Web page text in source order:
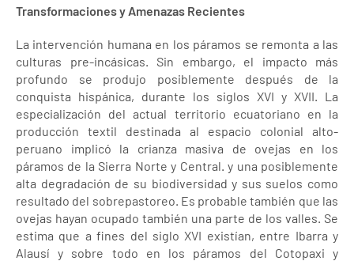
Transformaciones y Amenazas Recientes
La intervención humana en los páramos se remonta a las
culturas pre-incásicas. Sin embargo, el impacto más
profundo se produjo posiblemente después de la
conquista hispánica, durante los siglos XVI y XVII. La
especialización del actual territorio ecuatoriano en la
producción textil destinada al espacio colonial alto-
peruano implicó la crianza masiva de ovejas en los
páramos de la Sierra Norte y Central. y una posiblemente
alta degradación de su biodiversidad y sus suelos como
resultado del sobrepastoreo. Es probable también que las
ovejas hayan ocupado también una parte de los valles. Se
estima que a fines del siglo XVI existían, entre Ibarra y
Alausí y sobre todo en los páramos del Cotopaxi y